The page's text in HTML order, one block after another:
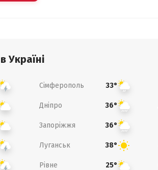
Україні
Сімферополь 33°
Дніпро 36°
Запоріжжя 36°
Луганськ 38°
Рівне 25°